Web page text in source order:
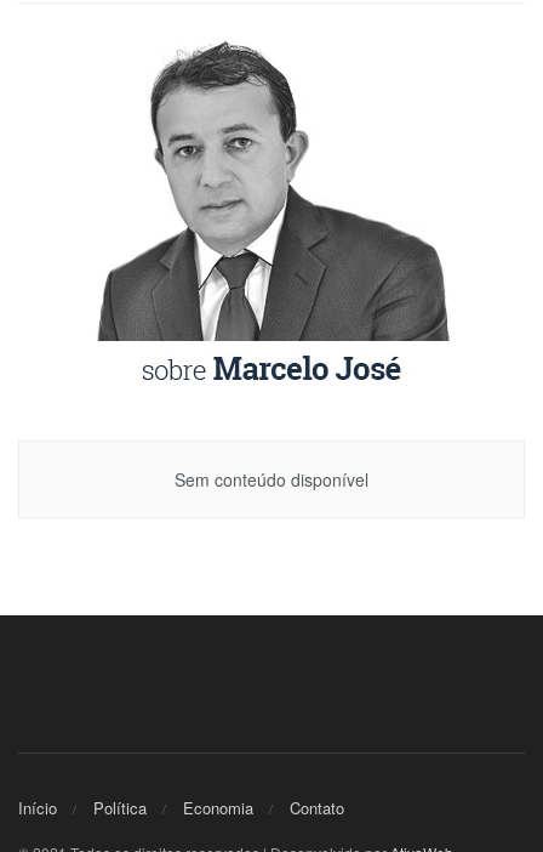
Sem conteúdo disponível
Início Política Economia Contato